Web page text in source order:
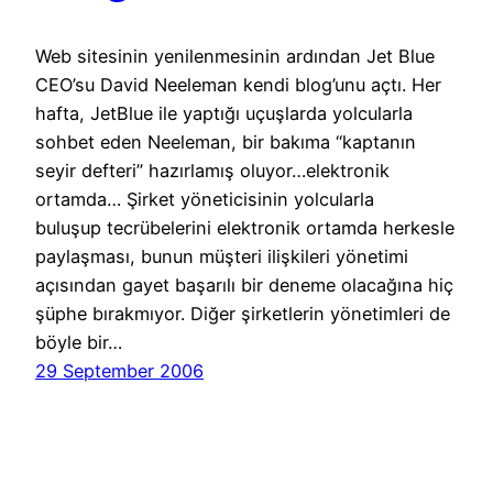
Web sitesinin yenilenmesinin ardından Jet Blue
CEO’su David Neeleman kendi blog’unu açtı. Her
hafta, JetBlue ile yaptığı uçuşlarda yolcularla
sohbet eden Neeleman, bir bakıma “kaptanın
seyir defteri” hazırlamış oluyor…elektronik
ortamda… Şirket yöneticisinin yolcularla
buluşup tecrübelerini elektronik ortamda herkesle
paylaşması, bunun müşteri ilişkileri yönetimi
açısından gayet başarılı bir deneme olacağına hiç
şüphe bırakmıyor. Diğer şirketlerin yönetimleri de
böyle bir…
29 September 2006